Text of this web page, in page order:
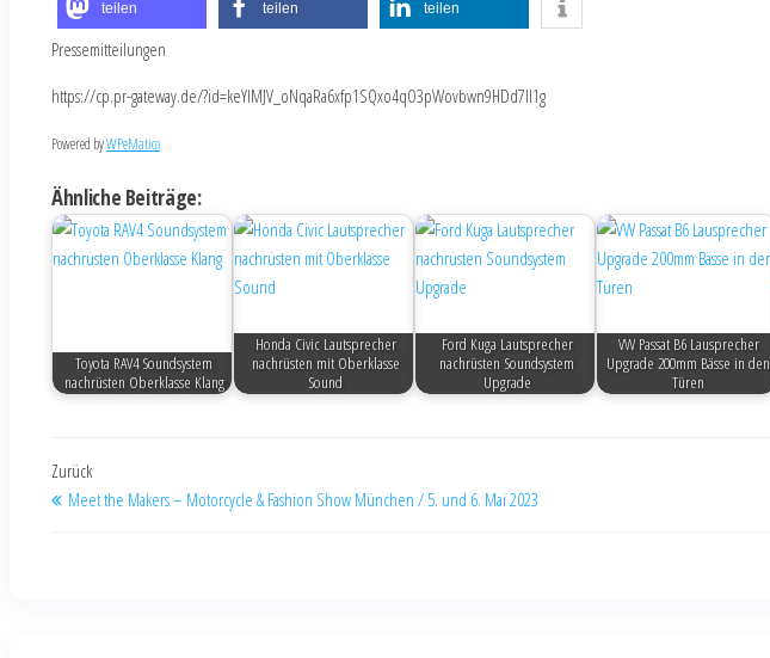
teilen teilen teilen
Pressemitteilungen
https://cp.pr-gateway.de/?id=keYlMJV_oNqaRa6xfp1SQxo4qO3pWovbwn9HDd7Il1g
Powered byWPeMatico
Ähnliche Beiträge:
Toyota RAV4 Soundsystem
nachrüsten Oberklasse Klang
Honda Civic Lautsprecher
nachrüsten mit Oberklasse
Sound
Ford Kuga Lautsprecher
nachrüsten Soundsystem
Upgrade
VW Passat B6 Lausprecher
Upgrade 200mm Bässe in den
Türen
Zurück
Meet the Makers – Motorcycle & Fashion Show München / 5. und 6. Mai 2023